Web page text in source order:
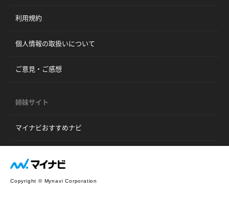
利用規約
個人情報の取扱いについて
ご意見・ご感想
姉妹サイト
マイナビおすすめナビ
Copyright © Mynavi Corporation